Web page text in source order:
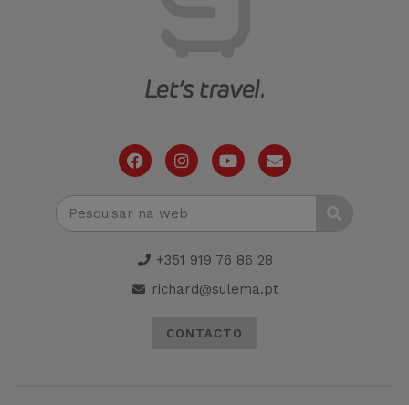
+351 919 76 86 28
richard@sulema.pt
CONTACTO